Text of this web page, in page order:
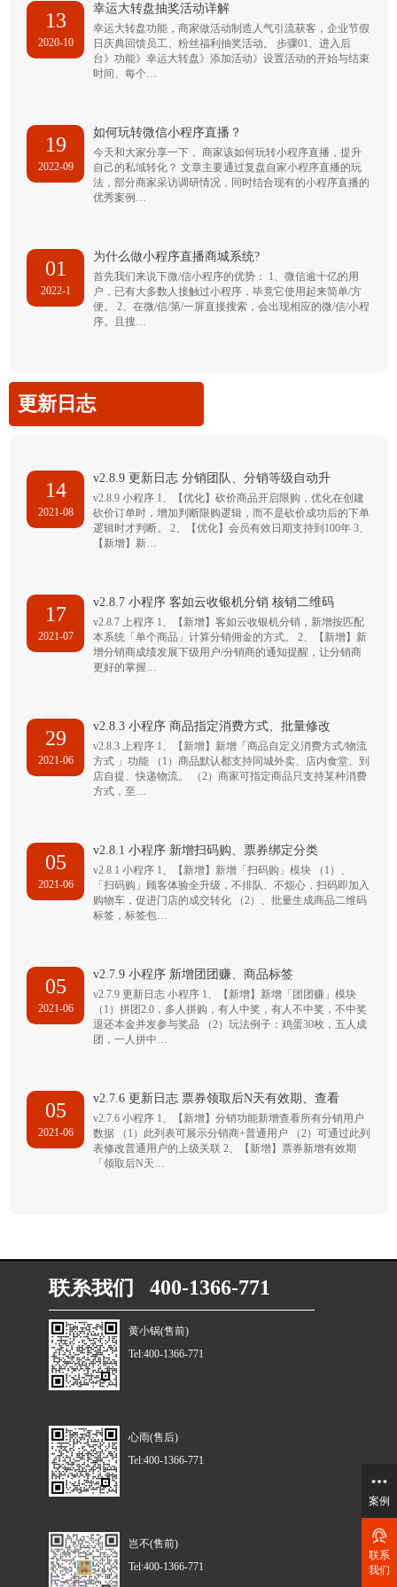
13
2020-10
幸运大转盘抽奖活动详解
幸运大转盘功能，商家做活动制造人气引流获客，企业节假
日庆典回馈员工、粉丝福利抽奖活动。 步骤01、进入后
台》功能》幸运大转盘》添加活动》设置活动的开始与结束
时间、每个…
19
2022-09
如何玩转微信小程序直播？
今天和大家分享一下， 商家该如何玩转小程序直播，提升
自己的私域转化？ 文章主要通过复盘自家小程序直播的玩
法，部分商家采访调研情况，同时结合现有的小程序直播的
优秀案例…
01
2022-1
为什么做小程序直播商城系统?
首先我们来说下微/信小程序的优势： 1、微信逾十亿的用
户，已有大多数人接触过小程序，毕竟它使用起来简单/方
便。 2、在微/信/第/一屏直接搜索，会出现相应的微/信/小程
序。且搜…
更新日志
14
2021-08
v2.8.9 更新日志 分销团队、分销等级自动升
v2.8.9 小程序 1、【优化】砍价商品开启限购，优化在创建
砍价订单时，增加判断限购逻辑，而不是砍价成功后的下单
逻辑时才判断。 2、【优化】会员有效日期支持到100年 3、
【新增】新…
17
2021-07
v2.8.7 小程序 客如云收银机分销 核销二维码
v2.8.7 上程序 1、【新增】客如云收银机分销，新增按匹配
本系统「单个商品」计算分销佣金的方式。 2、【新增】新
增分销商成绩发展下级用户/分销商的通知提醒，让分销商
更好的掌握…
29
2021-06
v2.8.3 小程序 商品指定消费方式、批量修改
v2.8.3 上程序 1、【新增】新增「商品自定义消费方式/物流
方式 」功能 （1）商品默认都支持同城外卖、店内食堂、到
店自提、快递物流。 （2）商家可指定商品只支持某种消费
方式，至…
05
2021-06
v2.8.1 小程序 新增扫码购、票券绑定分类
v2.8.1 小程序 1、【新增】新增「扫码购」模块 （1）、
「扫码购」顾客体验全升级，不排队、不烦心，扫码即加入
购物车，促进门店的成交转化 （2）、批量生成商品二维码
标签，标签包…
05
2021-06
v2.7.9 小程序 新增团团赚、商品标签
v2.7.9 更新日志 小程序 1、【新增】新增「团团赚」模块
（1）拼团2.0，多人拼购，有人中奖，有人不中奖，不中奖
退还本金并发参与奖品 （2）玩法例子：鸡蛋30枚，五人成
团，一人拼中…
05
2021-06
v2.7.6 更新日志 票券领取后N天有效期、查看
v2.7.6 小程序 1、【新增】分销功能新增查看所有分销用户
数据 （1）此列表可展示分销商+普通用户 （2）可通过此列
表修改普通用户的上级关联 2、【新增】票券新增有效期
「领取后N天…
联系我们 400-1366-771
黄小锅(售前)
Tel:400-1366-771
心雨(售后)
Tel:400-1366-771
岂不(售前)
Tel:400-1366-771
案例
联系
我们